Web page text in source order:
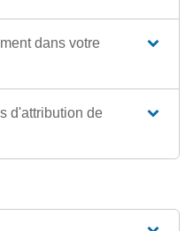
dans votre
d'attribution de